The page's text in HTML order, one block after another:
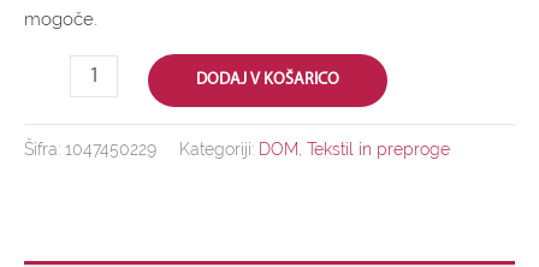
mogoče.
DODAJ V KOŠARICO
Šifra: 1047450229 Kategoriji: DOM, Tekstil in preproge